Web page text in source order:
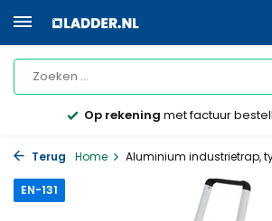
Op rekening met factuur
Terug Home Aluminium industrietrap,
EN-131